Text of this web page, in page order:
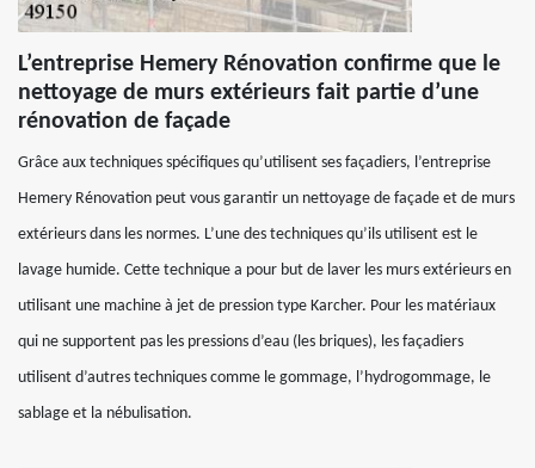
L’entreprise Hemery Rénovation confirme que le
nettoyage de murs extérieurs fait partie d’une
rénovation de façade
Grâce aux techniques spécifiques qu’utilisent ses façadiers, l’entreprise
Hemery Rénovation peut vous garantir un nettoyage de façade et de murs
extérieurs dans les normes. L’une des techniques qu’ils utilisent est le
lavage humide. Cette technique a pour but de laver les murs extérieurs en
utilisant une machine à jet de pression type Karcher. Pour les matériaux
qui ne supportent pas les pressions d’eau (les briques), les façadiers
utilisent d’autres techniques comme le gommage, l’hydrogommage, le
sablage et la nébulisation.